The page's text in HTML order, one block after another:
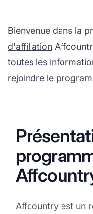
Bienvenue dans la
d'affiliation
toutes les
rejoindre le
Affcountry est un